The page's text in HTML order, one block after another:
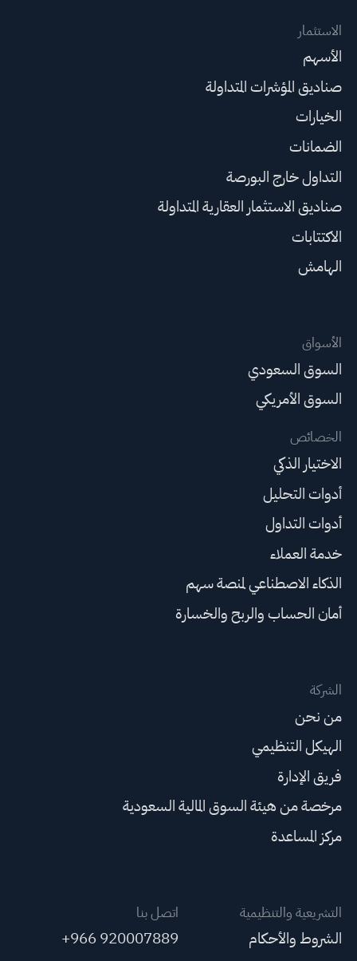
الاستثمار
الأسهم
صناديق المؤشرات المتداولة
الخيارات
الضمانات
التداول خارج البورصة
صناديق الاستثمار العقارية المتداولة
الاكتتابات
الهامش
الأسواق
السوق السعودي
السوق الأمريكي
الخصائص
الاختيار الذكي
أدوات التحليل
أدوات التداول
خدمة العملاء
الذكاء الاصطناعي لمنصة سهم
أمان الحساب والربح والخسارة
الشركة
من نحن
الهيكل التنظيمي
فريق الإدارة
مرخصة من هيئة السوق المالية السعودية
مركز المساعدة
التشريعية والتنظيمية
الشروط والأحكام
اتصل بنا
+966 920007889